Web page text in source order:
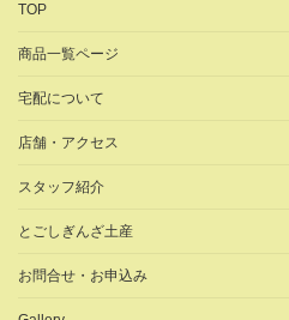
TOP
商品一覧ページ
宅配について
店舗・アクセス
スタッフ紹介
とごしぎんざ土産
お問合せ・お申込み